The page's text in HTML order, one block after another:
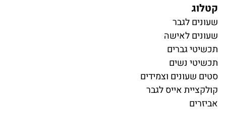
קטלוג
שעונים לגבר
שעונים לאישה
תכשיטי גברים
תכשיטי נשים
סטים שעונים וצמידים
קולקציית אייס לגבר
אביזרים